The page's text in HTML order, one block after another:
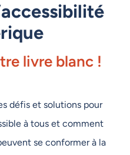
livre blanc !
défis et solutions pour
à tous et comment
se conformer à la